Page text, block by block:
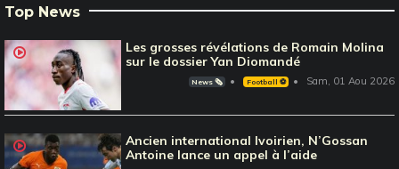
Top News
Les grosses révélations de Romain Molina
sur le dossier Yan Diomandé
News 🗞️ Football ⚽️ Sam, 01 Aou 2026
Ancien international Ivoirien, N’Gossan
Antoine lance un appel à l’aide